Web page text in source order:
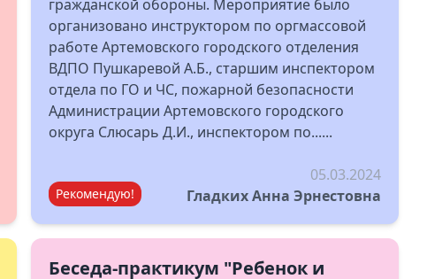
гражданской обороны. Мероприятие было
организовано инструктором по оргмассовой
работе Артемовского городского отделения
ВДПО Пушкаревой А.Б., старшим инспектором
отдела по ГО и ЧС, пожарной безопасности
Администрации Артемовского городского
округа Слюсарь Д.И., инспектором по......
Рекомендую!
05.03.2024
Гладких Анна Эрнестовна
Беседа-практикум "Ребенок и